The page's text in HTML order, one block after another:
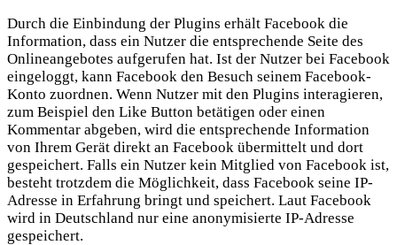
Durch die Einbindung der Plugins erhält Facebook die
Information, dass ein Nutzer die entsprechende Seite des
Onlineangebotes aufgerufen hat. Ist der Nutzer bei Facebook
eingeloggt, kann Facebook den Besuch seinem Facebook-
Konto zuordnen. Wenn Nutzer mit den Plugins interagieren,
zum Beispiel den Like Button betätigen oder einen
Kommentar abgeben, wird die entsprechende Information
von Ihrem Gerät direkt an Facebook übermittelt und dort
gespeichert. Falls ein Nutzer kein Mitglied von Facebook ist,
besteht trotzdem die Möglichkeit, dass Facebook seine IP-
Adresse in Erfahrung bringt und speichert. Laut Facebook
wird in Deutschland nur eine anonymisierte IP-Adresse
gespeichert.